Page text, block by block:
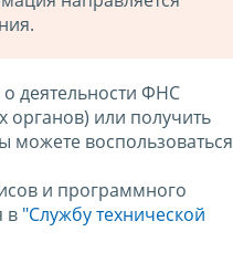
деятельности ФНС
органов) или получить
можете воспользоваться
и программного
в "Службу технической